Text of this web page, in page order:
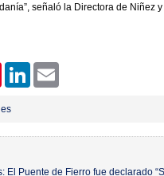
señaló la Directora de Niñez
PinterestLinkedIn
El Puente de Fierro fue declarado